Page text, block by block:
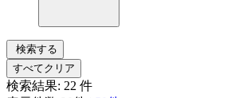
検索する
すべてクリア
検索結果: 22 件